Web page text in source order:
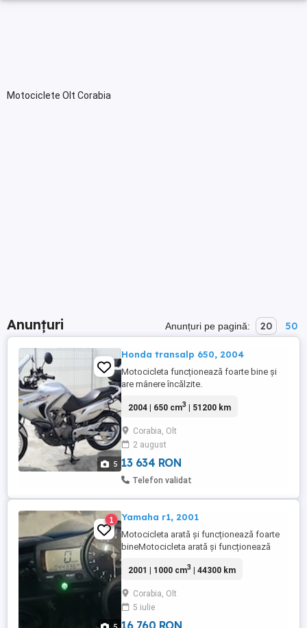
Motociclete Olt Corabia
Anunțuri Anunțuri pe pagină: 20 50
5
Honda transalp 650, 2004
Motocicleta funcționează foarte bine și
are mânere încălzite.
2004 | 650 cm3 | 51200 km
Corabia, Olt
2 august
13 634 RON
Telefon validat
1 Yamaha r1, 2001
Motocicleta arată și funcționează foarte
bineMotocicleta arată și funcționează
2001 | 1000 cm3 | 44300 km
Corabia, Olt
5 iulie
16 760 RON